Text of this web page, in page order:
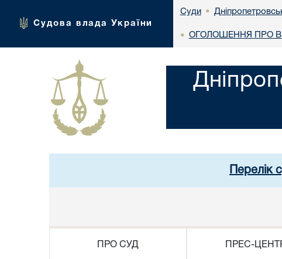
Судова влада України
Суди •
• ОГОЛОШЕННЯ ПРО
Перелік
ПРО СУД ПРЕС-